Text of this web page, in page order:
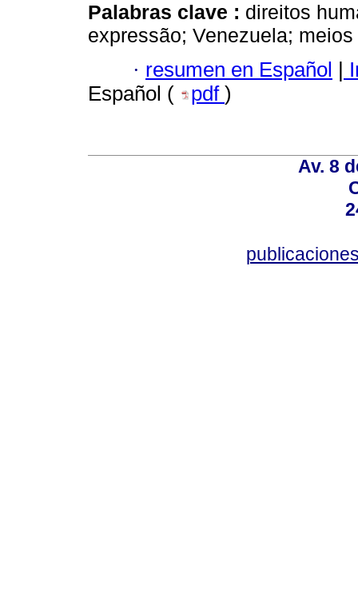
Palabras clave : direitos
expressão; Venezuela;
· resumen en Español |
Español (
pdf )
Av. 8